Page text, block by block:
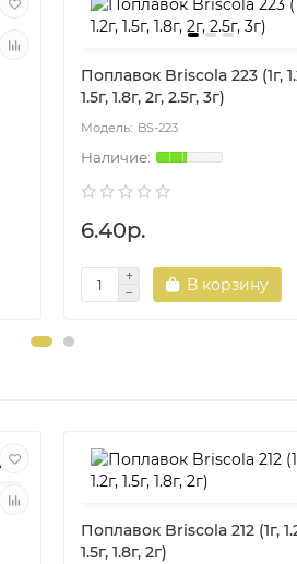
Поплавок Briscola 223 (1г,
1.5г, 1.8г, 2г, 2.5г, 3г)
BS-223
6.40р.
В корзину
Поплавок Briscola 212 (1г,
1.5г, 1.8г, 2г)